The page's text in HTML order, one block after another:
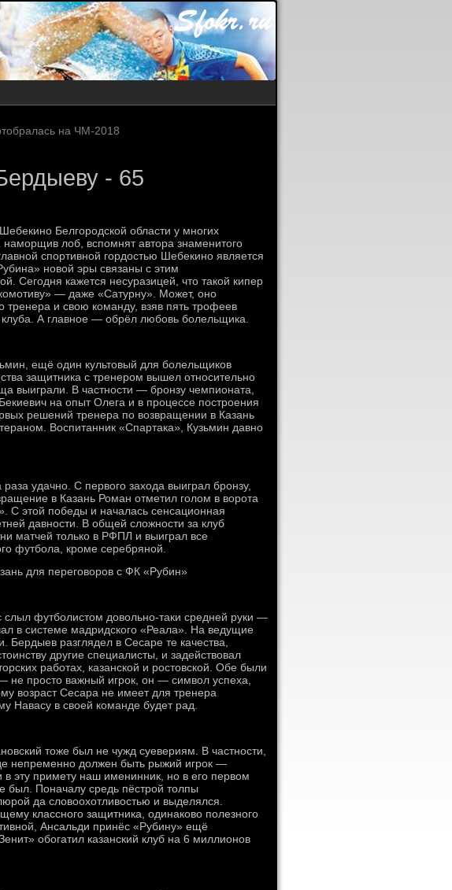
на ЧМ-2018
- 65
Белгородской области у многих
лоб, вспомнят автора знаменитого
спортивной гордостью Шебекино является
новой эры связаны с этим
Сегодня кажется несуразицей, что такой кипер
— даже «Сатурну». Может, оно
и свою команду, взяв пять трофеев
клуба. А главное — обрёл любовь болельщика.
ещё один культовый для болельщиков
защитника с тренером вышел относительно
выиграли. В частности — бронзу чемпионата,
на опыт Олега и в процессе построения
решений тренера по возвращении в Казань
Воспитанник «Спартака», Кузьмин давно
удачно. С первого захода выиграл бронзу,
в Казань Роман отметил голом в ворота
С этой победы и началась сенсационная
давности. В общей сложности за клуб
матчей только в РФПЛ и выиграл все
футбола, кроме серебряной.
для переговоров с ФК «Рубин»
слыл футболистом довольно-таки средней руки —
в системе мадридского «Реала». На ведущие
Бердыев разглядел в Сесаре те качества,
другие специалисты, и задействовал
работах, казанской и ростовской. Обе были
просто важный игрок, он — символ успеха,
возраст Сесара не имеет для тренера
Навасу в своей команде будет рад.
тоже был не чужд суевериям. В частности,
непременно должен быть рыжий игрок —
в эту примету наш именинник, но в его первом
был. Поначалу средь пёстрой толпы
да словоохотливостью и выделялся.
классного защитника, одинаково полезного
Ансальди принёс «Рубину» ещё
обогатил казанский клуб на 6 миллионов